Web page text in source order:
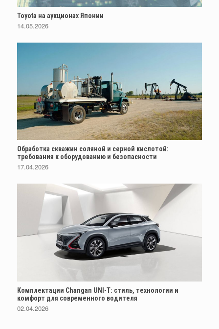
Toyota на аукционах Японии
14.05.2026
Обработка скважин соляной и серной кислотой:
требования к оборудованию и безопасности
17.04.2026
Комплектации Changan UNI-T: стиль, технологии и
комфорт для современного водителя
02.04.2026